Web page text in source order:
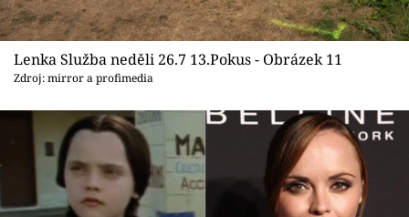
Lenka Služba neděli 26.7 13.Pokus - Obrázek 11
Zdroj: mirror a profimedia